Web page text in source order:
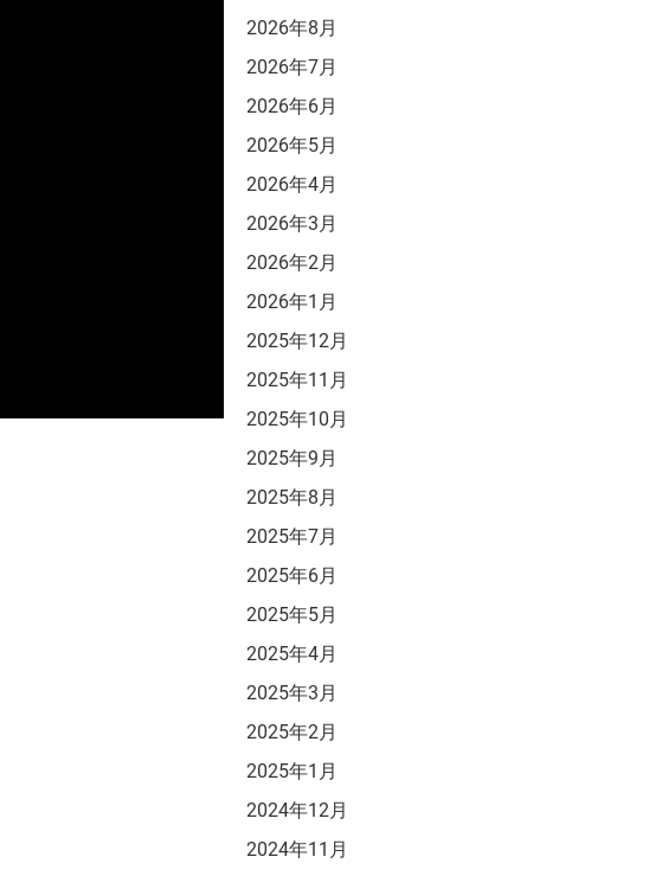
2026年8月
2026年7月
2026年6月
2026年5月
2026年4月
2026年3月
2026年2月
2026年1月
2025年12月
2025年11月
2025年10月
2025年9月
2025年8月
2025年7月
2025年6月
2025年5月
2025年4月
2025年3月
2025年2月
2025年1月
2024年12月
2024年11月